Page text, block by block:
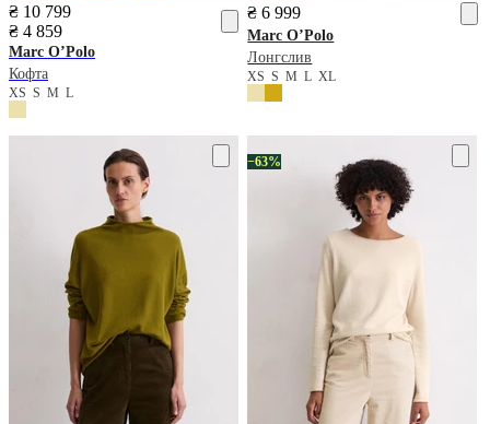
₴ 10 799
₴ 4 859
Marc O’Polo
Кофта
XS S M L
₴ 6 999
Marc O’Polo
Лонгслив
XSSMLXL
−63%